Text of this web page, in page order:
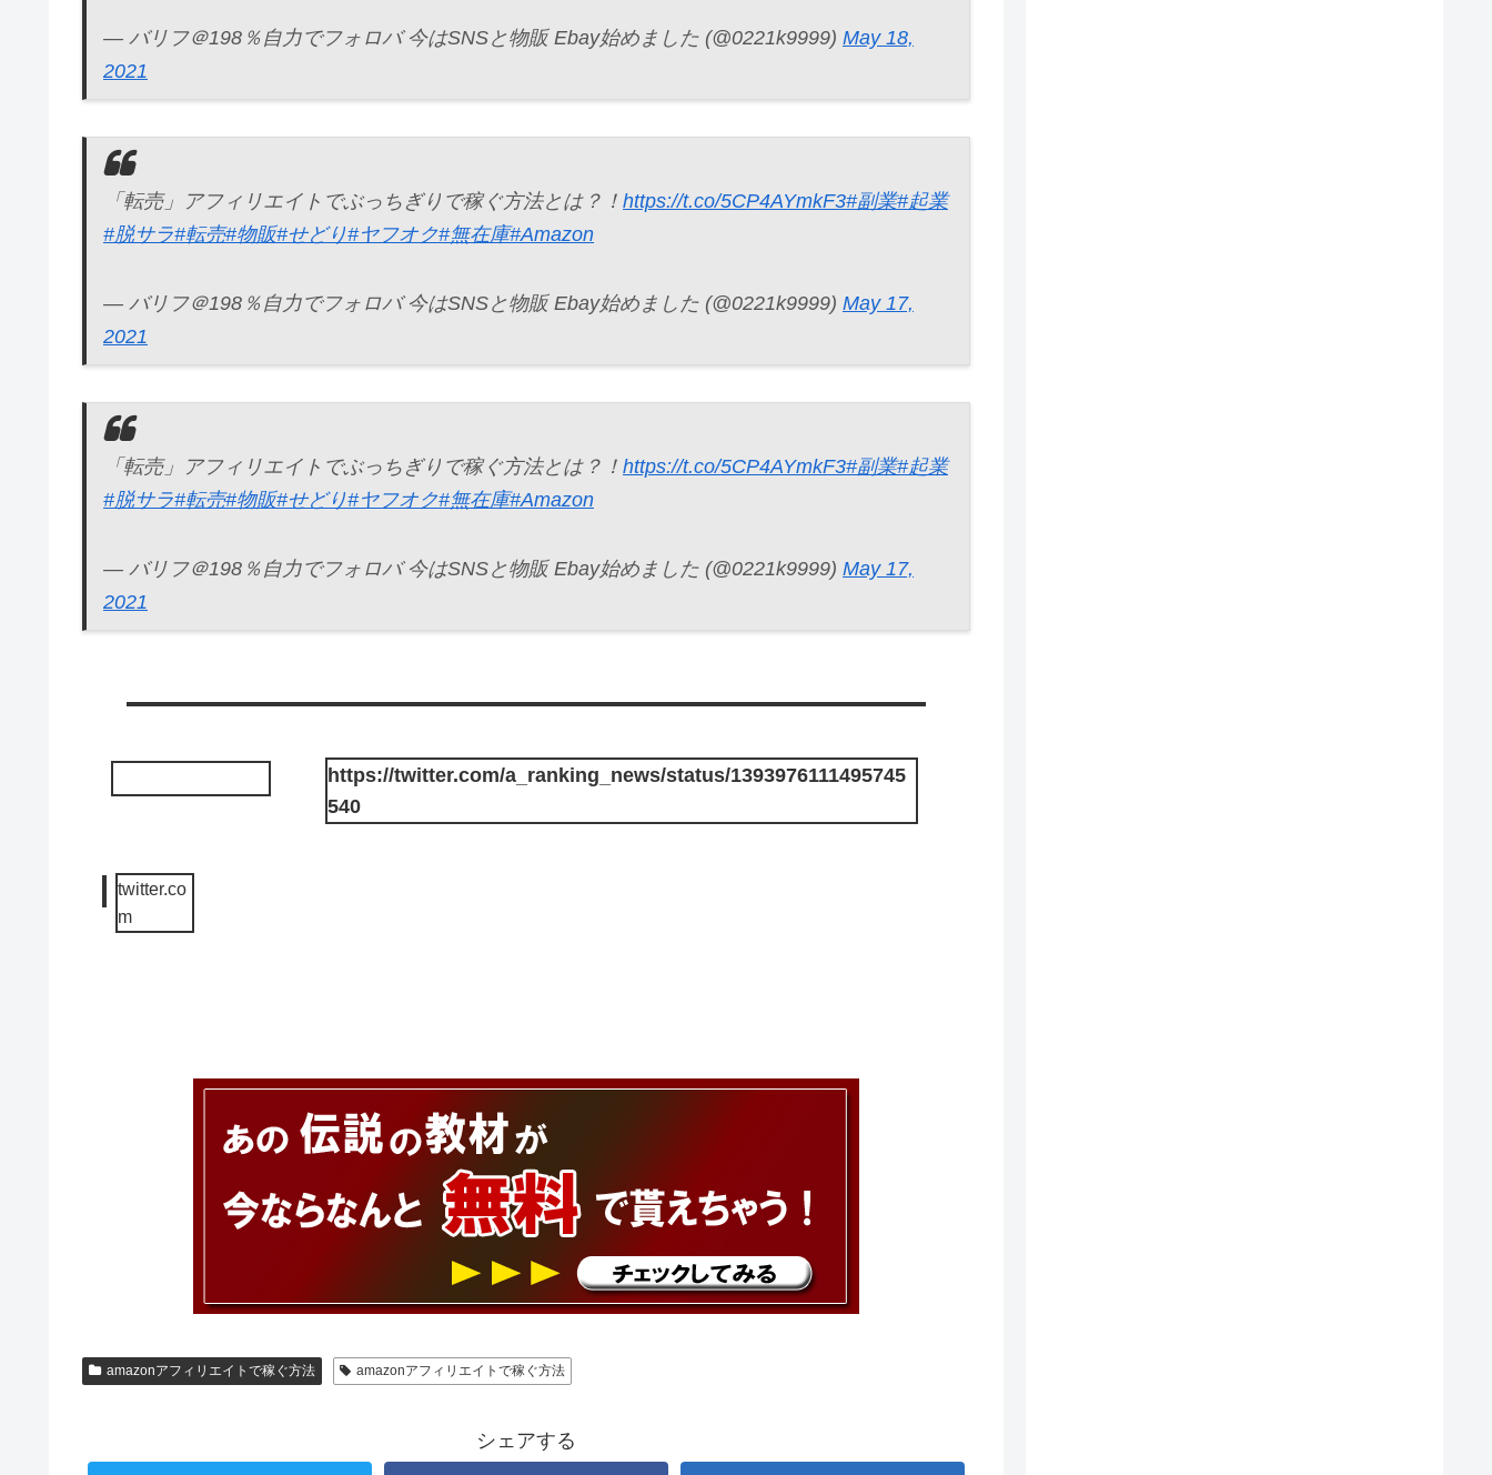
— バリフ＠198％自力でフォロバ 今はSNSと物販 Ebay始めました (@0221k9999) May 18,
2021
「転売」アフィリエイトでぶっちぎりで稼ぐ方法とは？！ https://t.co/5CP4AYmkF3#副業#起業
#脱サラ#転売#物販#せどり#ヤフオク#無在庫#Amazon
— バリフ＠198％自力でフォロバ 今はSNSと物販 Ebay始めました (@0221k9999) May 17,
2021
「転売」アフィリエイトでぶっちぎりで稼ぐ方法とは？！ https://t.co/5CP4AYmkF3#副業#起業
#脱サラ#転売#物販#せどり#ヤフオク#無在庫#Amazon
— バリフ＠198％自力でフォロバ 今はSNSと物販 Ebay始めました (@0221k9999) May 17,
2021
https://twitter.com/a_ranking_news/status/1393976111495745
540
twitter.co
m
amazonアフィリエイトで稼ぐ方法 amazonアフィリエイトで稼ぐ方法
シェアする